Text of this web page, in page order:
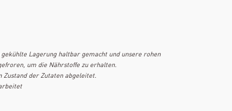
Lagerung haltbar gemacht und unsere rohen
um die Nährstoffe zu erhalten.
Zustand der Zutaten abgeleitet.